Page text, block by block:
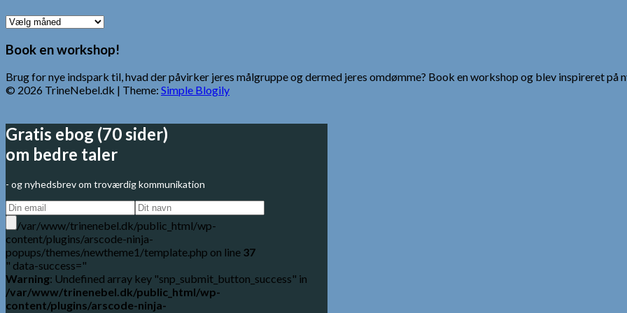
Ældre
Indlæg
Book en workshop!
Brug for nye indspark til, hvad der påvirker jeres målgruppe og dermed jeres omdømme? Book en workshop og blev inspireret på
© 2026 TrineNebel.dk | Theme: Simple Blogily
Gratis ebog (70 sider)
om bedre taler
- og nyhedsbrev om troværdig kommunikation
/var/www/trinenebel.dk/public_html/wp-
content/plugins/arscode-ninja-
popups/themes/newtheme1/template.php on line 37
" data-success="
Warning: Undefined array key "snp_submit_button_success" in
/var/www/trinenebel.dk/public_html/wp-
content/plugins/arscode-ninja-